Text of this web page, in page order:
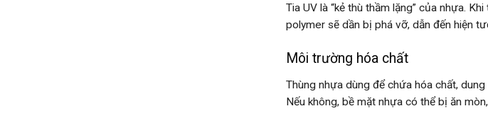
Tia UV là “kẻ thù thầm lặng” của nhựa.
polymer sẽ dần bị phá vỡ, dẫn đến hiện
Môi trường hóa chất
Thùng nhựa dùng để chứa hóa chất,
Nếu không, bề mặt nhựa có thể bị ăn